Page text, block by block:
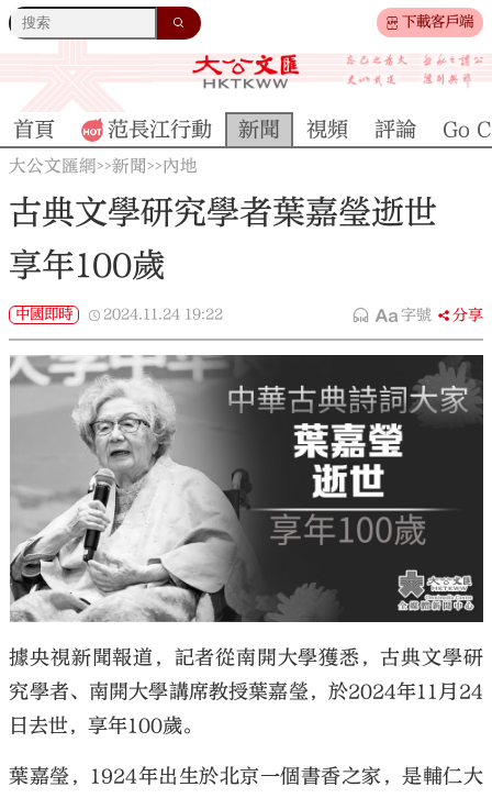
下載客戶端
首頁 范長江行動 新聞 視頻 評論 Go
大公文匯網>>新聞>>內地
古典文學研究學者葉嘉瑩逝世
享年100歲
中國即時 2024.11.24 19:22 字號 分享
據央視新聞報道，記者從南開大學獲悉，古典文學研
究學者、南開大學講席教授葉嘉瑩，於2024年11月24
日去世，享年100歲。
葉嘉瑩，1924年出生於北京一個書香之家，是輔仁大